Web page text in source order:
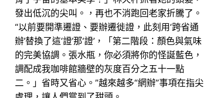
發出低沉的尖叫。，再也不消跑回老家折騰了。
“以前要開準遷證、要辦遷徙證，此刻用‘跨省通
辦’替換了這‘證’那‘證’，「第二階段：顏色與氣味
的完美協調。張水瓶，你必須將你的怪誕藍色，
調配成我咖啡館牆壁的灰度百分之五十一點
二。」省時又省心。”越來越多“網辦”事項在指尖